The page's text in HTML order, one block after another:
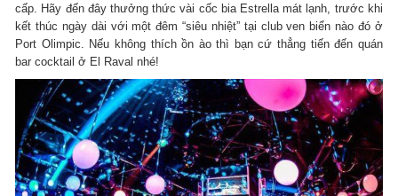
cấp. Hãy đến đây thưởng thức vài cốc bia Estrella mát lạnh, trước khi
kết thúc ngày dài với một đêm “siêu nhiệt” tại club ven biển nào đó ở
Port Olimpic. Nếu không thích ồn ào thì bạn cứ thẳng tiến đến quán
bar cocktail ở El Raval nhé!